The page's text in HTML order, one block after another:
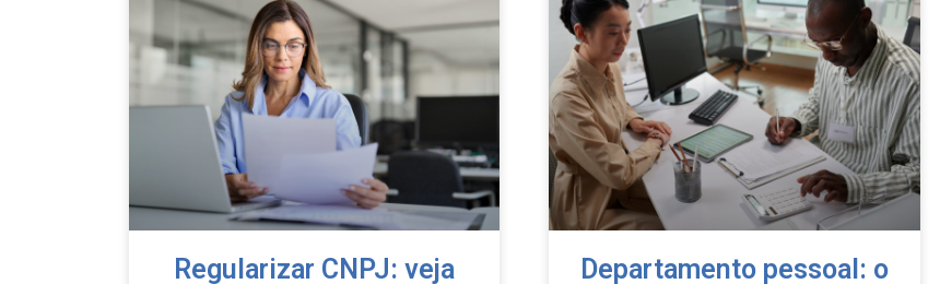
Regularizar CNPJ: veja
Departamento pessoal: o